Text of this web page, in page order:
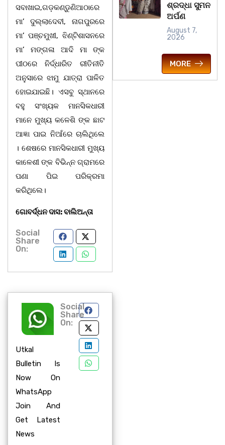
ସବାଖାଇ,ଗଡ଼କଣ୍ଡୁଣିଆଠାରେ
ମା’ ଦୁଲ୍ଲାଦେବୀ, ନାଗପୁରରେ
ମା’ ପଞ୍ଚମୁଖୀ, ଝିଣ୍ଟିଶାସନରେ
ମା’ ମଙ୍ଗଳା ଆଦି ମା ଙ୍କ
ପୀଠରେ ନିର୍ଦ୍ଧାରିତ ରୀତିନୀତି
ଅନୁସାରେ ଝାମୁ ଯାତ୍ରା ପାଳିତ
ହୋଇଯାଇଛି। ଏସବୁ ସ୍ଥାନରେ
ବହୁ ସଂଖ୍ୟକ ମାନସିକଧାରୀ
ମାନେ ମୁଖ୍ୟ କଳେଶି ଙ୍କ ଛାଟ
ଆଜ୍ଞା ପାଇ ନିଆଁରେ ଚାଲିଥିଲେ
। ଶେଷରେ ମାନସିକଧାରୀ ମୁଖ୍ୟ
କାଳେଶୀ ଙ୍କ ବିଭିନ୍ନ ଗ୍ରାମରେ
ପଣା ପିଇ ପରିକ୍ରମା
କରିଥିଲେ।
ଗୋବର୍ଦ୍ଧନ ଦାସ: ବାଲିଅନ୍ତା
Social
Share
On:
Utkal
Bulletin Is
Now On
WhatsApp
Join And
Get Latest
News
Social
Share
On:
ଶ୍ରଦ୍ଧା ସୁମନ
ଅର୍ପଣ
August 7,
2026
MORE